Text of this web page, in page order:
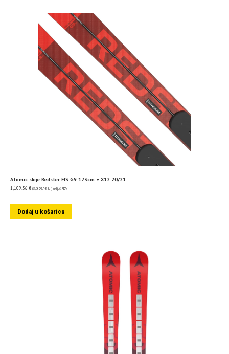
Atomic skije Redster FIS G9 173cm + X12 20/21
1,109.56 € (8,359.98 kn) uključ. PDV
Dodaj u košaricu